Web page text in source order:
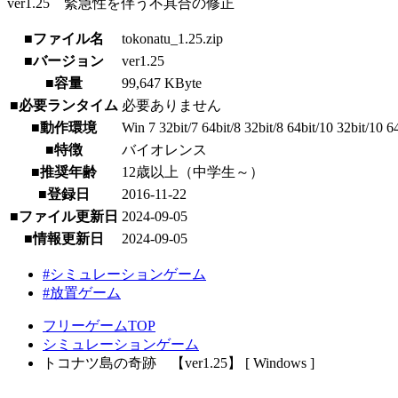
ver1.25 緊急性を伴う不具合の修正
■ファイル名
tokonatu_1.25.zip
■バージョン
ver1.25
■容量
99,647 KByte
■必要ランタイム 必要ありません
■動作環境
Win 7 32bit/7 64bit/8 32bit/8 64bit/10 32bit/10
■特徴
バイオレンス
■推奨年齢
12歳以上（中学生～）
■登録日
2016-11-22
■ファイル更新日 2024-09-05
■情報更新日
2024-09-05
#シミュレーションゲーム
#放置ゲーム
フリーゲームTOP
シミュレーションゲーム
トコナツ島の奇跡 【ver1.25】 [ Windows ]